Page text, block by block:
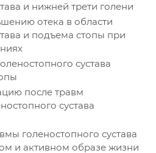
и нижней трети голени
отека в области
и подъема стопы при
сустава
после травм
сустава
голеностопного сустава
и активном образе жизни